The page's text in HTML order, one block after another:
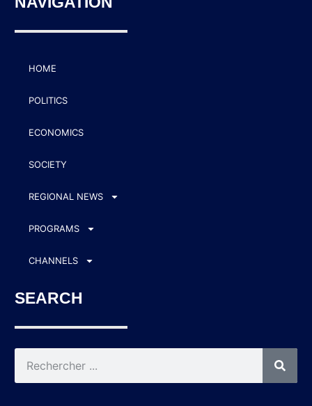
HOME
POLITICS
ECONOMICS
SOCIETY
REGIONAL NEWS
PROGRAMS
CHANNELS
SEARCH